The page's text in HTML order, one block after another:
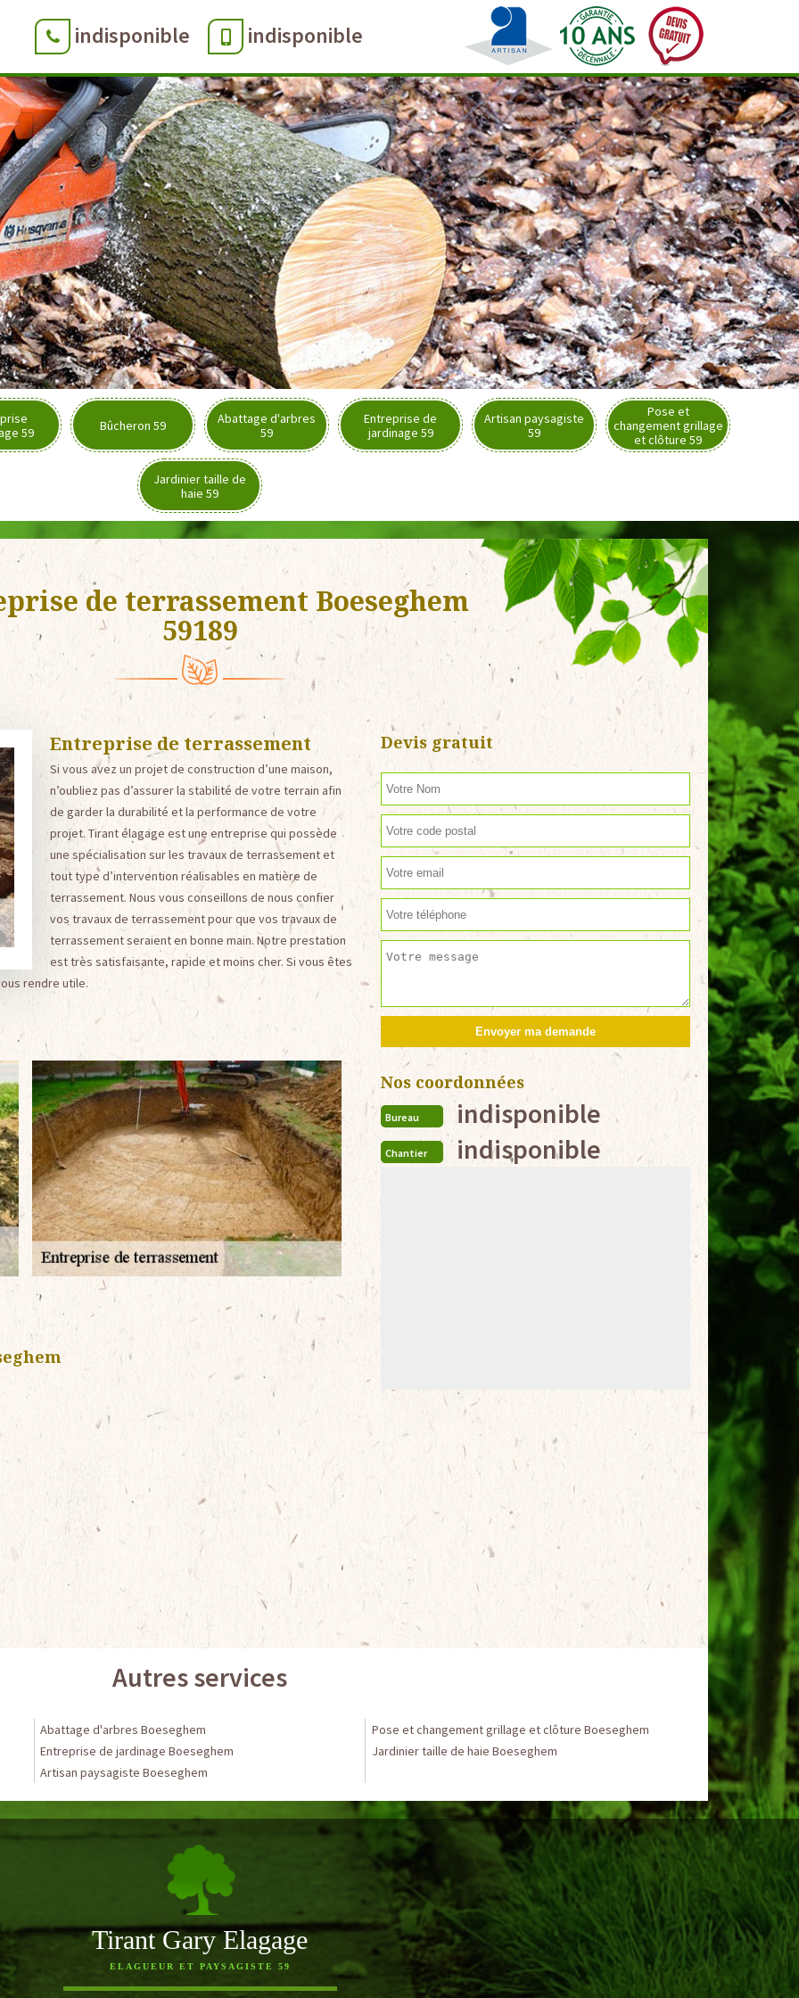
indisponible indisponible
59
Bûcheron 59
Abattage d'arbres
59
Entreprise de
jardinage 59
Artisan paysagiste
59
Pose et
changement grillage
et clôture 59
Jardinier taille de
haie 59
de terrassement Boeseghem
59189
Entreprise de terrassement
Si vous avez un projet de construction d’une maison,
n’oubliez pas d’assurer la stabilité de votre terrain afin
de garder la durabilité et la performance de votre
projet. Tirant élagage est une entreprise qui possède
une spécialisation sur les travaux de terrassement et
tout type d’intervention réalisables en matière de
terrassement. Nous vous conseillons de nous confier
vos travaux de terrassement pour que vos travaux de
terrassement seraient en bonne main. Notre prestation
est très satisfaisante, rapide et moins cher. Si vous êtes
rendre utile.
Devis gratuit
Nos coordonnées
Bureau indisponible
Chantier indisponible
Autres services
Abattage d'arbres Boeseghem
Entreprise de jardinage Boeseghem
Artisan paysagiste Boeseghem
Pose et changement grillage et clôture Boeseghem
Jardinier taille de haie Boeseghem
Tirant Gary Elagage
ELAGUEUR ET PAYSAGISTE 59